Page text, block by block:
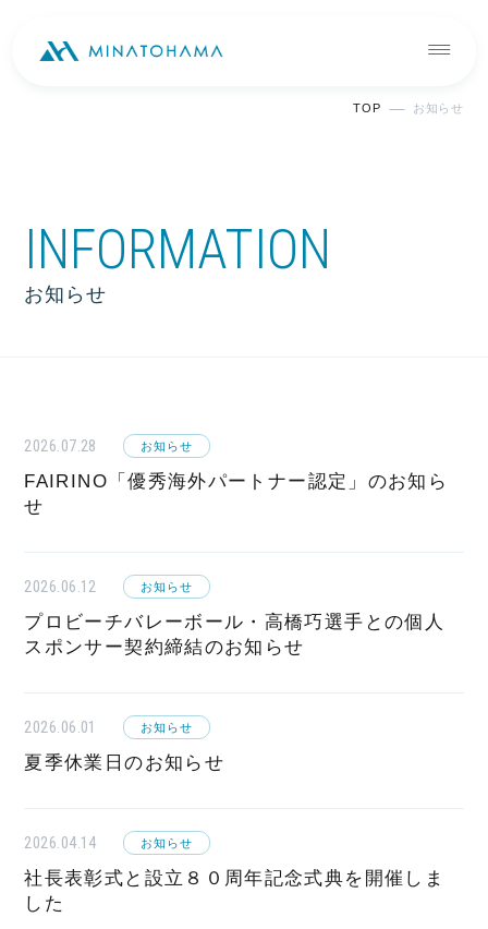
INFORMATION
お知らせ
TOP お知らせ
2026.07.28 お知らせ
FAIRINO「優秀海外パートナー認定」のお知ら
せ
2026.06.12 お知らせ
プロビーチバレーボール・高橋巧選手との個人
スポンサー契約締結のお知らせ
2026.06.01 お知らせ
夏季休業日のお知らせ
2026.04.14 お知らせ
社長表彰式と設立８０周年記念式典を開催しま
した